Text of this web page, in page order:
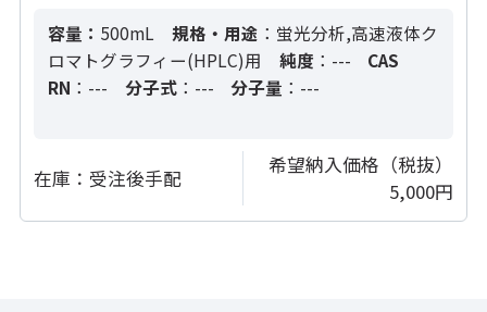
容量： 500mL 規格・用途 ：蛍光分析,高速液体ク
ロマトグラフィー(HPLC)用
純度 ：---
CAS
RN ：--- 分子式：--- 分子量 ：---
在庫： 受注後手配
希望納入価格（税抜）
5,000円